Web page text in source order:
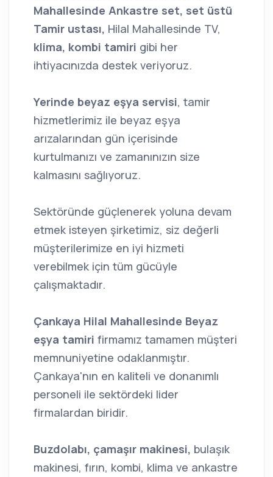
Mahallesinde Ankastre set, set üstü
Tamir ustası, Hilal Mahallesinde TV,
klima, kombi tamiri gibi her
ihtiyacınızda destek veriyoruz.
Yerinde beyaz eşya servisi, tamir
hizmetlerimiz ile beyaz eşya
arızalarından gün içerisinde
kurtulmanızı ve zamanınızın size
kalmasını sağlıyoruz.
Sektöründe güçlenerek yoluna devam
etmek isteyen şirketimiz, siz değerli
müşterilerimize en iyi hizmeti
verebilmek için tüm gücüyle
çalışmaktadır.
Çankaya Hilal Mahallesinde Beyaz
eşya tamiri firmamız tamamen müşteri
memnuniyetine odaklanmıştır.
Çankaya'nın en kaliteli ve donanımlı
personeli ile sektördeki lider
firmalardan biridir.
Buzdolabı, çamaşır makinesi, bulaşık
makinesi, fırın, kombi, klima ve ankastre